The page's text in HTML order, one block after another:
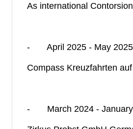
As international
- April 2025 - May 2025
Compass Kreuzfahrten
- March 2024 - January